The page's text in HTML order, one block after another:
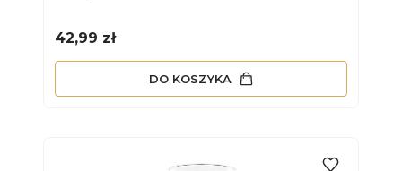
Cena
42,99 zł
DO KOSZYKA